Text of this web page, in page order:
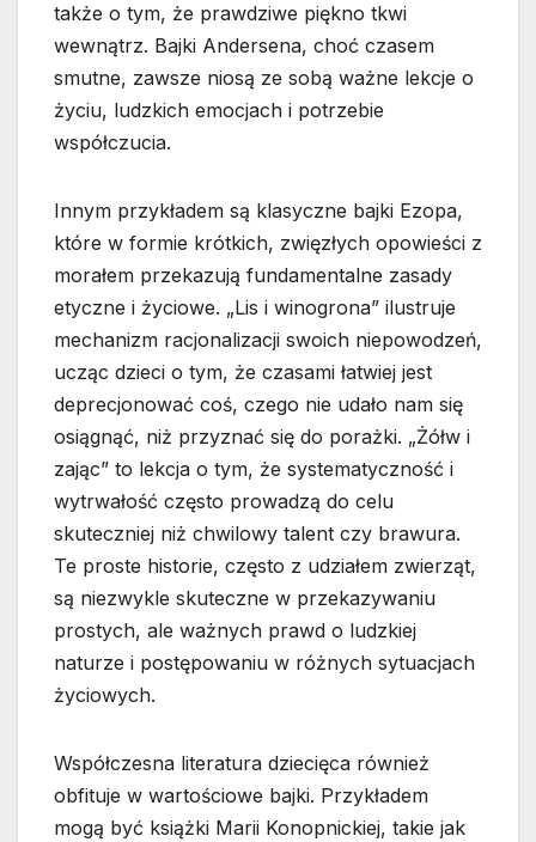
także o tym, że prawdziwe piękno tkwi
wewnątrz. Bajki Andersena, choć czasem
smutne, zawsze niosą ze sobą ważne lekcje o
życiu, ludzkich emocjach i potrzebie
współczucia.
Innym przykładem są klasyczne bajki Ezopa,
które w formie krótkich, zwięzłych opowieści z
morałem przekazują fundamentalne zasady
etyczne i życiowe. „Lis i winogrona” ilustruje
mechanizm racjonalizacji swoich niepowodzeń,
ucząc dzieci o tym, że czasami łatwiej jest
deprecjonować coś, czego nie udało nam się
osiągnąć, niż przyznać się do porażki. „Żółw i
zając” to lekcja o tym, że systematyczność i
wytrwałość często prowadzą do celu
skuteczniej niż chwilowy talent czy brawura.
Te proste historie, często z udziałem zwierząt,
są niezwykle skuteczne w przekazywaniu
prostych, ale ważnych prawd o ludzkiej
naturze i postępowaniu w różnych sytuacjach
życiowych.
Współczesna literatura dziecięca również
obfituje w wartościowe bajki. Przykładem
mogą być książki Marii Konopnickiej, takie jak